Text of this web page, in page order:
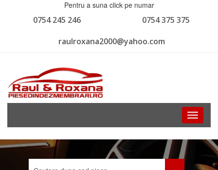
Pentru a suna click pe numar
0754 375 375
0754 245 246
raulroxana2000@yahoo.com
Toggle